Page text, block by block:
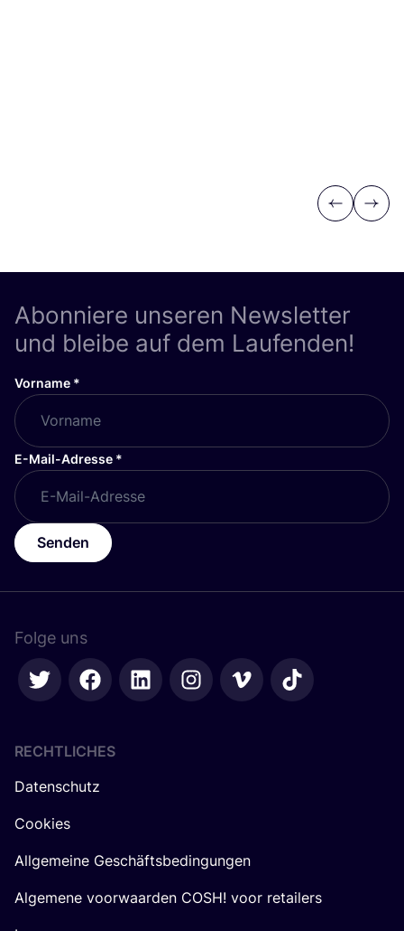
Previous
Next
Abonniere unseren Newsletter
und bleibe auf dem Laufenden!
Vorname *
E-Mail-Adresse *
Senden
Folge uns
RECHTLICHES
Datenschutz
Cookies
Allgemeine Geschäftsbedingungen
Algemene voorwaarden COSH! voor retailers